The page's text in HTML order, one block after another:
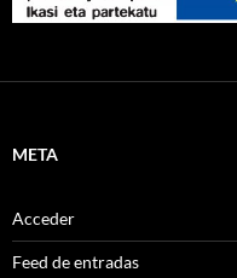
META
Acceder
Feed de entradas